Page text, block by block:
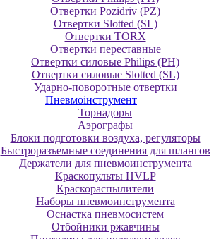
Отвертки Pozidriv (PZ)
Отвертки Slotted (SL)
Отвертки TORX
Отвертки переставные
Отвертки силовые Philips (PH)
Отвертки силовые Slotted (SL)
Ударно-поворотные отвертки
Пневмоінструмент
Topнaдopы
Аэрографы
Блоки подготовки воздуха, регуляторы
Быстроразъемные соединения для шлангов
Держатели для пневмоинструмента
Краскопульты HVLP
Краскораспылители
Наборы пневмоинструмента
Оснастка пневмосистем
Отбойники ржавчины